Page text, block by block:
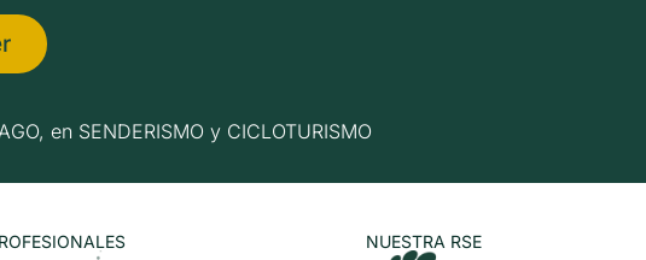
en SENDERISMO y CICLOTURISMO
NUESTRA RSE